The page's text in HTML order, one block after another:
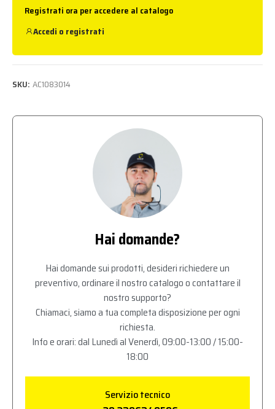
Registrati ora per accedere al catalogo
Accedi o registrati
SKU: AC1083014
Hai domande?
Hai domande sui prodotti, desideri richiedere un
preventivo, ordinare il nostro catalogo o contattare il
nostro supporto?
Chiamaci, siamo a tua completa disposizione per ogni
richiesta.
Info e orari: dal Lunedì al Venerdì, 09:00-13:00 / 15:00-
18:00
Servizio tecnico